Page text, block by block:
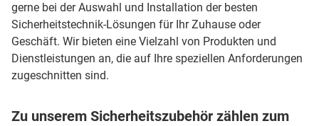
gerne bei der Auswahl und Installation der besten
Sicherheitstechnik-Lösungen für Ihr Zuhause oder
Geschäft. Wir bieten eine Vielzahl von Produkten und
Dienstleistungen an, die auf Ihre speziellen Anforderungen
zugeschnitten sind.
Zu unserem Sicherheitszubehör zählen zum